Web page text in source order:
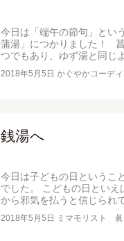
今日は「端午の節句」とい
蒲湯」につかりました！
つでもあり、ゆず湯と同じ
2018年5月5日 かぐやかコーデ
銭湯へ
今日は子どもの日というこ
でした。 こどもの日といえ
から邪気を払うと信じられ
2018年5月5日 ミマモリスト 眞